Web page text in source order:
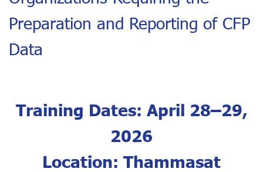
Preparation and Reporting of CFP
Data
Training Dates: April 28–29,
2026
Location: Thammasat